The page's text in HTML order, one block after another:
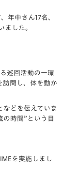
年中さん17名、
ました。
巡回活動の一環
訪問し、体を動か
などを伝えていま
の時間”という目
を実施しまし